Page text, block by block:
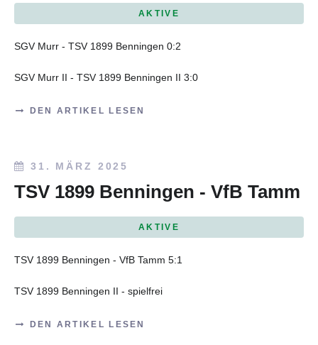
AKTIVE
SGV Murr - TSV 1899 Benningen 0:2
SGV Murr II - TSV 1899 Benningen II 3:0
DEN ARTIKEL LESEN
31. MÄRZ 2025
TSV 1899 Benningen - VfB Tamm
AKTIVE
TSV 1899 Benningen - VfB Tamm 5:1
TSV 1899 Benningen II - spielfrei
DEN ARTIKEL LESEN